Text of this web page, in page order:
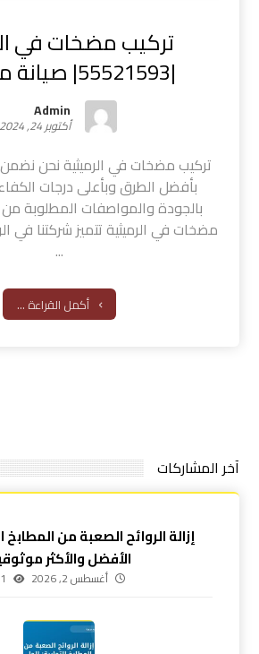
تركيب مضخات في
|55521593| صيانة مضخات
Admin
أكتوبر 24, 2024
تركيب مضخات في الرميثية نحن
بأفضل الطرق وبأعلى درجات
بالجودة والمواصفات المطلوبة من
مضخات في الرميثية تتميز شركتنا في
...
أكمل القراءة ...
آخر المشاركات
إزالة الروائح الصعبة من المطابخ
الأفضل والأكثر
أغسطس 2, 2026 1